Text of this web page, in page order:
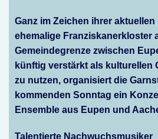
Ganz im Zeichen ihrer
ehemalige Franziskanerkloster
Gemeindegrenze zwischen
künftig verstärkt als kulturellen
zu nutzen, organisiert die
kommenden Sonntag ein
Ensemble aus Eupen und
Talentierte Nachwuchsmusiker